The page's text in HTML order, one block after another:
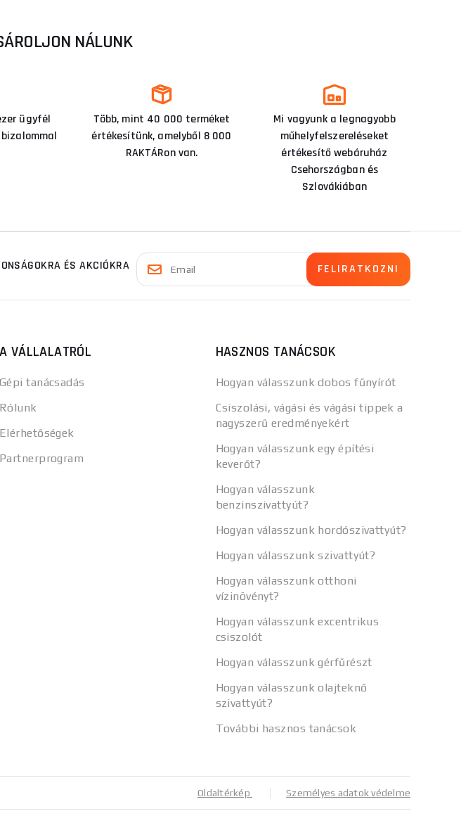
NÁLUNK
ügyfél
Több, mint 40 000 terméket
értékesítünk, amelyből 8 000
RAKTÁRon van.
Mi vagyunk a legnagyobb
műhelyfelszereléseket
értékesítő webáruház
Csehországban és
Szlovákiában
ÉS AKCIÓKRA
A VÁLLALATRÓL
Gépi tanácsadás
Rólunk
Elérhetőségek
Partnerprogram
HASZNOS TANÁCSOK
Hogyan válasszunk dobos fűnyírót
Csiszolási, vágási és vágási tippek a
nagyszerű eredményekért
Hogyan válasszunk egy építési
keverőt?
Hogyan válasszunk
benzinszivattyút?
Hogyan válasszunk hordószivattyút?
Hogyan válasszunk szivattyút?
Hogyan válasszunk otthoni
vízinövényt?
Hogyan válasszunk excentrikus
csiszolót
Hogyan válasszunk gérfűrészt
Hogyan válasszunk olajteknő
szivattyút?
További hasznos tanácsok
Oldaltérkép Személyes adatok védelme